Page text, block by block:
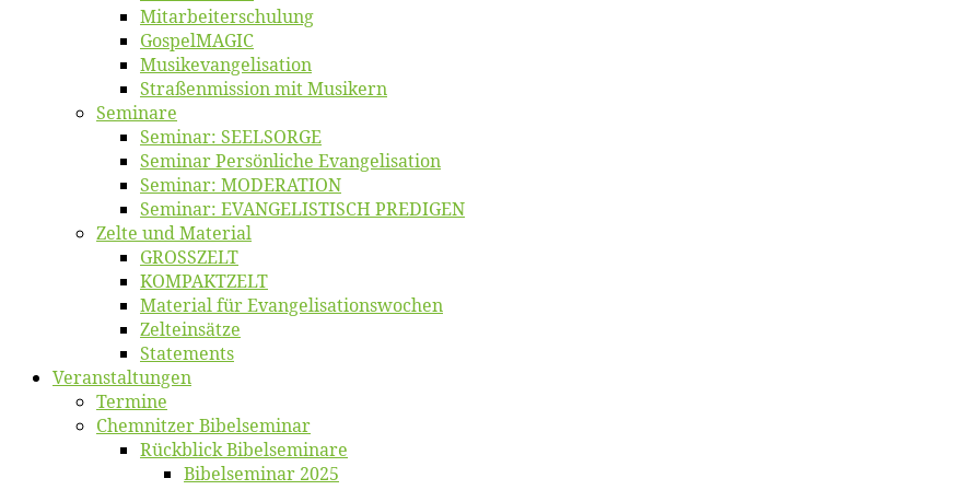
Mitarbeiter­schulung
Gos­pel­MA­GIC
Musikevan­ge­li­sa­tion
Straßenmis­sion mit Musikern
Se­mi­na­re
Se­mi­nar: SEELSORGE
Se­mi­nar Per­sön­li­che Evangelisation
Se­mi­nar: MODERATION
Se­mi­nar: EVANGELISTISCH PREDIGEN
Zel­te und Material
GROSSZELT
KOMPAKTZELT
Ma­te­ri­al für Evangelisationswochen
Zelt­ein­sät­ze
State­ments
Ver­an­stal­tun­gen
Ter­mi­ne
Chemnit­zer Bibelseminar
Rück­blick Bibelseminare
Bi­bel­se­mi­nar 2025